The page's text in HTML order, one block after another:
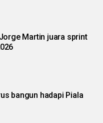
Martin juara sprint
bangun hadapi Piala